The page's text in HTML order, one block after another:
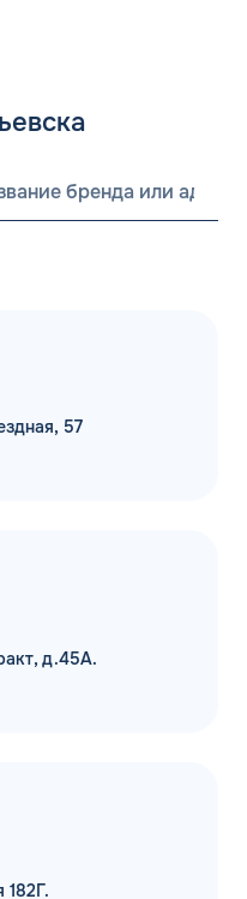
57
д.45А.
182Г.